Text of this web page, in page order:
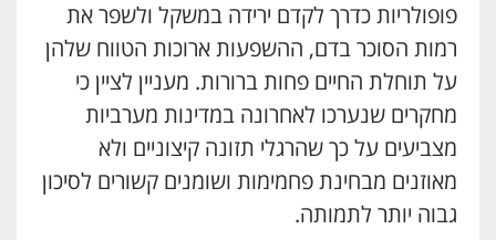
פופולריות כדרך לקדם ירידה במשקל ולשפר את
רמות הסוכר בדם, ההשפעות ארוכות הטווח שלהן
על תוחלת החיים פחות ברורות. מעניין לציין כי
מחקרים שנערכו לאחרונה במדינות מערביות
מצביעים על כך שהרגלי תזונה קיצוניים ולא
מאוזנים מבחינת פחמימות ושומנים קשורים לסיכון
גבוה יותר לתמותה.